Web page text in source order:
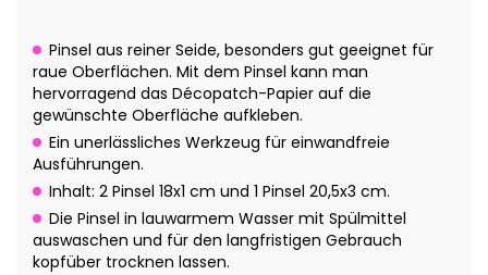
Pinsel aus reiner Seide, besonders gut geeignet für
raue Oberflächen. Mit dem Pinsel kann man
hervorragend das Décopatch-Papier auf die
gewünschte Oberfläche aufkleben.
Ein unerlässliches Werkzeug für einwandfreie
Ausführungen.
Inhalt: 2 Pinsel 18x1 cm und 1 Pinsel 20,5x3 cm.
Die Pinsel in lauwarmem Wasser mit Spülmittel
auswaschen und für den langfristigen Gebrauch
kopfüber trocknen lassen.